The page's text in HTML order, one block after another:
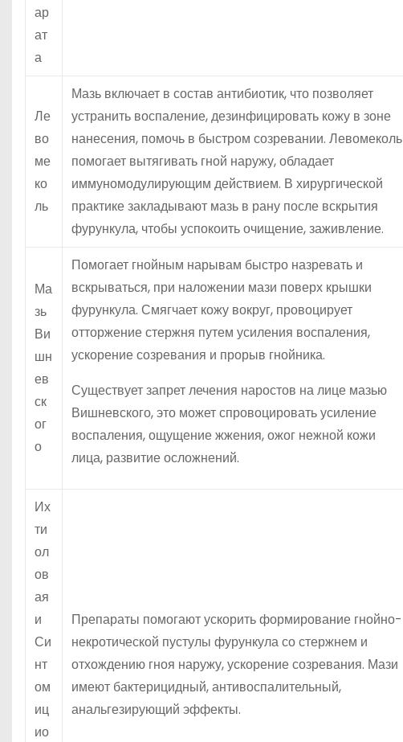
ар
ат
а
Ле
во
ме
ко
ль
Мазь включает в состав антибиотик, что позволяет
устранить воспаление, дезинфицировать кожу в зоне
нанесения, помочь в быстром созревании. Левомеколь
помогает вытягивать гной наружу, обладает
иммуномодулирующим действием. В хирургической
практике закладывают мазь в рану после вскрытия
фурункула, чтобы успокоить очищение, заживление.
Ма
зь
Ви
шн
ев
ск
ог
о
Помогает гнойным нарывам быстро назревать и
вскрываться, при наложении мази поверх крышки
фурункула. Смягчает кожу вокруг, провоцирует
отторжение стержня путем усиления воспаления,
ускорение созревания и прорыв гнойника.
Существует запрет лечения наростов на лице мазью
Вишневского, это может спровоцировать усиление
воспаления, ощущение жжения, ожог нежной кожи
лица, развитие осложнений.
Их
ти
ол
ов
ая
и
Си
нт
ом
иц
ио
Препараты помогают ускорить формирование гнойно-
некротической пустулы фурункула со стержнем и
отхождению гноя наружу, ускорение созревания. Мази
имеют бактерицидный, антивоспалительный,
анальгезирующий эффекты.